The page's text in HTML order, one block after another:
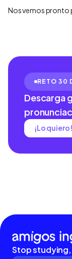
Nos vemos pronto
RETO 30
Descarga
¡Lo quiero!
Stop studying,